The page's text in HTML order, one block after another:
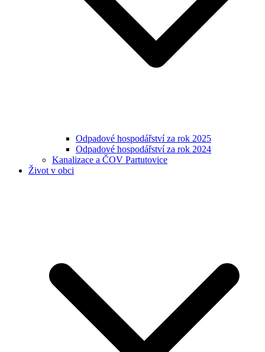
Odpadové hospodářství za rok 2025
Odpadové hospodářství za rok 2024
Kanalizace a ČOV Partutovice
Život v obci